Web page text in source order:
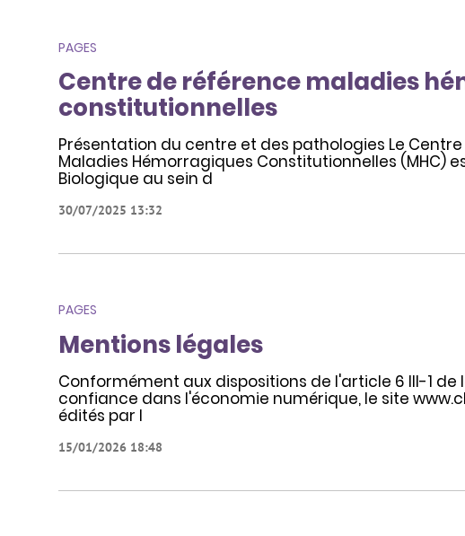
PAGES
Centre de référence maladies
constitutionnelles
Présentation du centre et des pathologies Le
Maladies Hémorragiques Constitutionnelles (MHC)
Biologique au sein d
30/07/2025 13:32
PAGES
Mentions légales
Conformément aux dispositions de l'article 6 III-1 de
confiance dans l'économie numérique, le site
édités par l
15/01/2026 18:48